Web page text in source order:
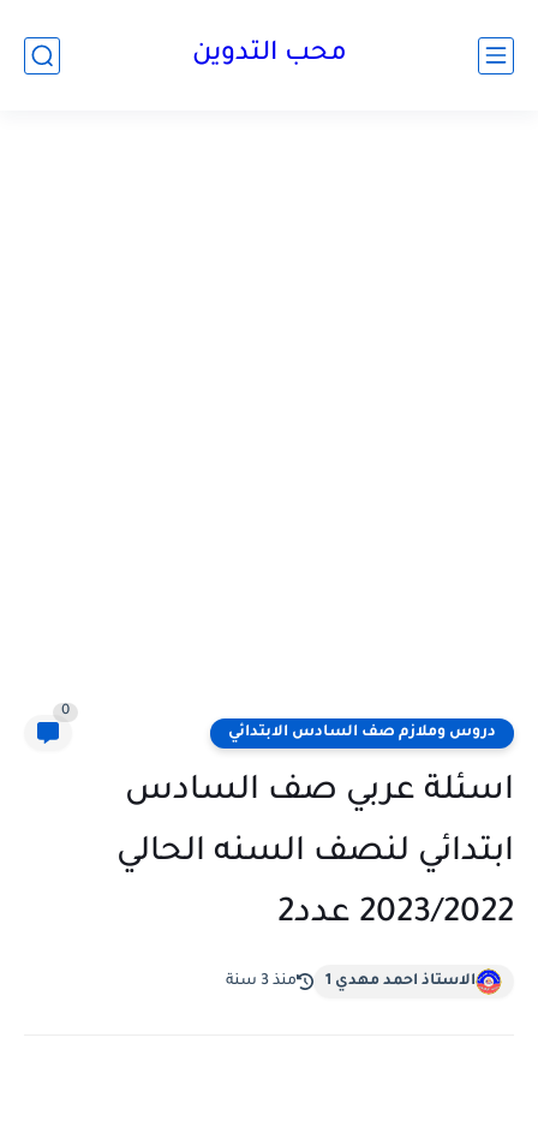
محب التدوين
دروس وملازم صف السادس الابتدائي
0
اسئلة عربي صف السادس
ابتدائي لنصف السنه الحالي
2023/2022 عدد2
الاستاذ احمد مهدي 1 منذ 3 سنة